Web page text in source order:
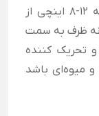
سپس در حالی که ظرف تقریبا در فاصله‌ ۱۲-۸ اینچی از
ظرف به سمت
تحریک کننده
میوه‌ای باشد